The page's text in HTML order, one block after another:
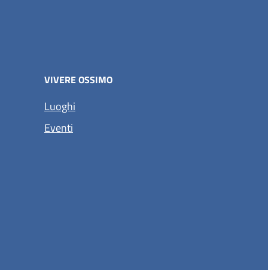
VIVERE OSSIMO
Luoghi
Eventi